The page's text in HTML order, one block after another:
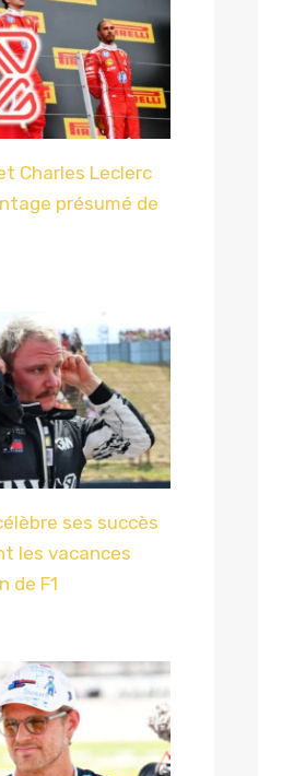
Charles Leclerc
présumé de
ses succès
les vacances
de F1